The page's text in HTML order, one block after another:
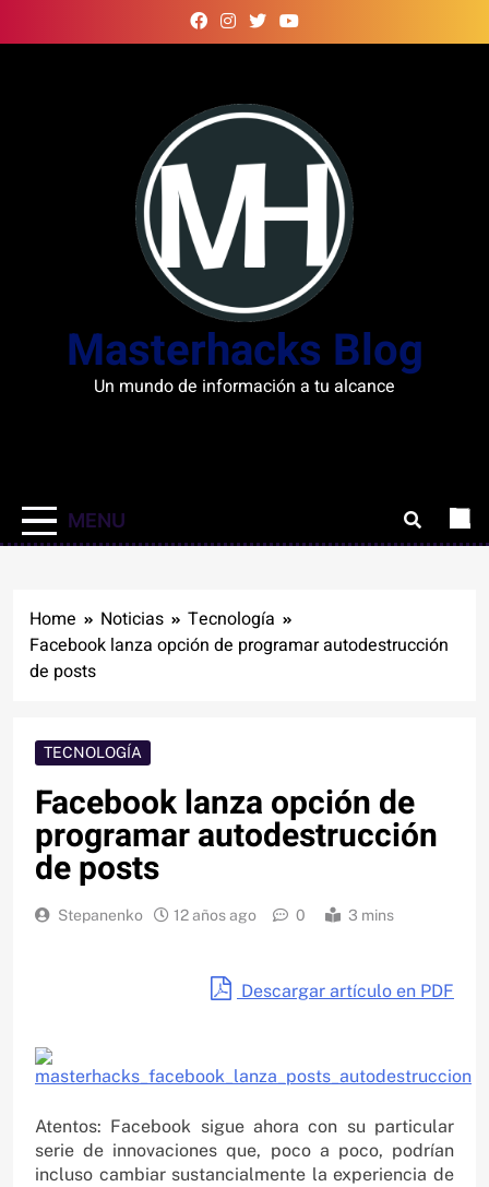
to
Masterhacks Blog
Un mundo de información a tu alcance
MENU
Home Noticias
Tecnología
Facebook lanza opción de programar autodestrucción
de posts
TECNOLOGÍA
Facebook lanza opción de
programar autodestrucción
de posts
Stepanenko 12 años ago 0 3 mins
Descargar artículo en PDF
Atentos: Facebook sigue ahora con su particular
serie de innovaciones que, poco a poco, podrían
incluso cambiar sustancialmente la experiencia de